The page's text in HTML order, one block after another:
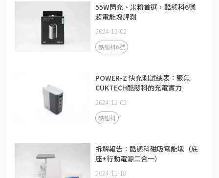
55W閃充、米粉首選，酷態科6號
超電能塊評測
2024-12-02
酷態科6號
POWER-Z 快充測試總表：聚焦
CUKTECH酷態科的充電實力
2024-12-02
酷態科
拆解報告：酷態科磁吸電能塊（底
座+行動電源二合一）
2024-11-18